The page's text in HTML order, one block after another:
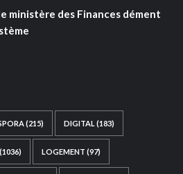
ministère des Finances dément
(215) DIGITAL (183)
(1036) LOGEMENT (97)